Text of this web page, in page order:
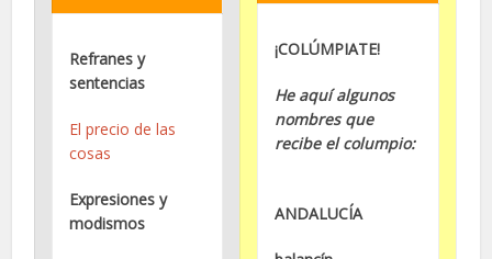
Refranes y
sentencias
El precio de las
cosas
Expresiones y
modismos
¡COLÚMPIATE!
He aquí algunos
nombres que
recibe el columpio:
ANDALUCÍA